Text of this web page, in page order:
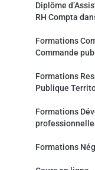
Diplôme
RH Compta
Formations
Commande
Formations
Publique
Formations
Formations